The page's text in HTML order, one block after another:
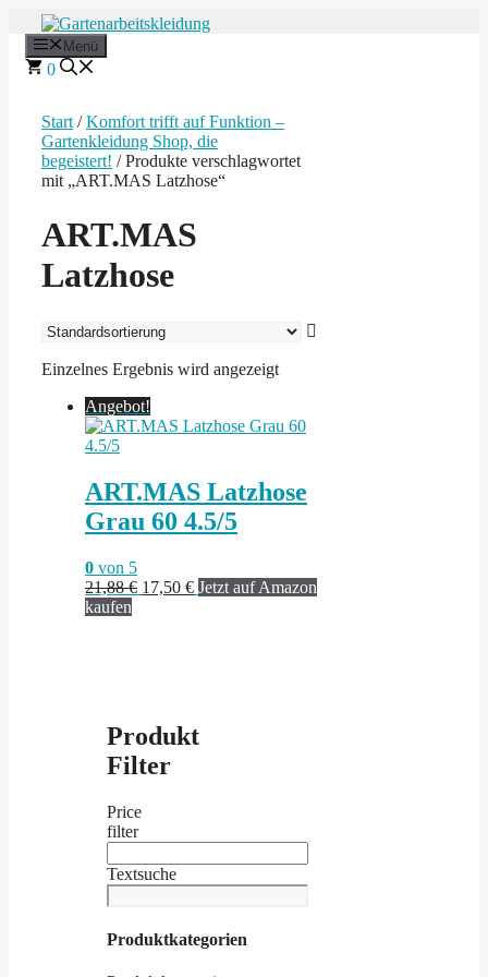
Inhalt
springen
Menü
0
Start /Komfort trifft auf Funktion –
Gartenkleidung Shop, die
begeistert! / Produkte verschlagwortet
mit „ART.MAS Latzhose“
ART.MAS
Latzhose
Einzelnes Ergebnis wird angezeigt
Angebot!
ART.MAS Latzhose
Grau 60 4.5/5
0 von 5
21,88€ Ursprünglicher
17,50 €Aktueller
Jetzt auf Amazon
kaufen
Produkt
Filter
Price
filter
Textsuche
Produktkategorien